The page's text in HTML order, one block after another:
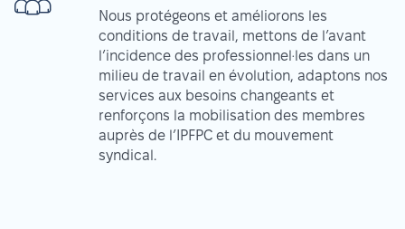
Nous protégeons et améliorons les
conditions de travail, mettons de l’avant
l’incidence des professionnel·les dans un
milieu de travail en évolution, adaptons nos
services aux besoins changeants et
renforçons la mobilisation des membres
auprès de l’IPFPC et du mouvement
syndical.